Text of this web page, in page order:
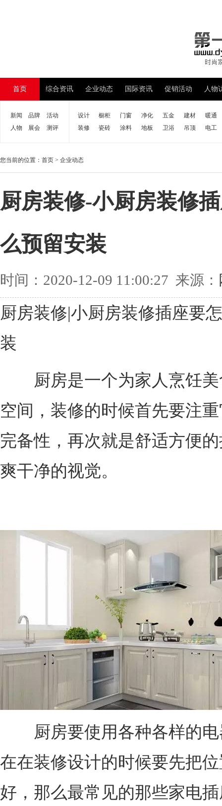
首页 综合资讯 企业动态 国际资讯 促销活动 人物
新闻 品牌
活动
人物
展会 测评
设计 橱柜 门窗 净化 五金 建材
暖通
装修
瓷砖 涂料 地板 卫浴 吊顶 电工
您当前的位置： 首页 > 企业动态
厨房装修-小厨房装修
么预留安装
时间：2020-12-09 11:00:27 来源：
厨房装修|小厨房装修插座要
装
厨房是一个为家人烹饪美
空间，装修的时候首先要注
完备性，再次就是舒适方便
爽干净的视觉。
厨房要使用各种各样的电
在在装修设计的时候要先把
好，那么最常见的那些家电